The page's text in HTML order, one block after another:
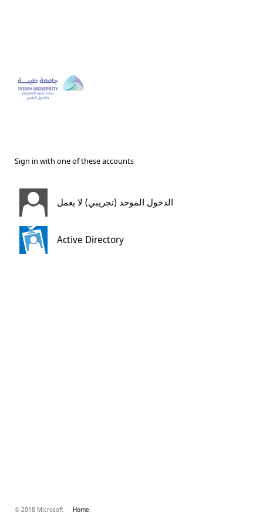
Sign in with one of these accounts
الدخول الموحد (تجريبي) لا يعمل
Active Directory
© 2018 Microsoft Home